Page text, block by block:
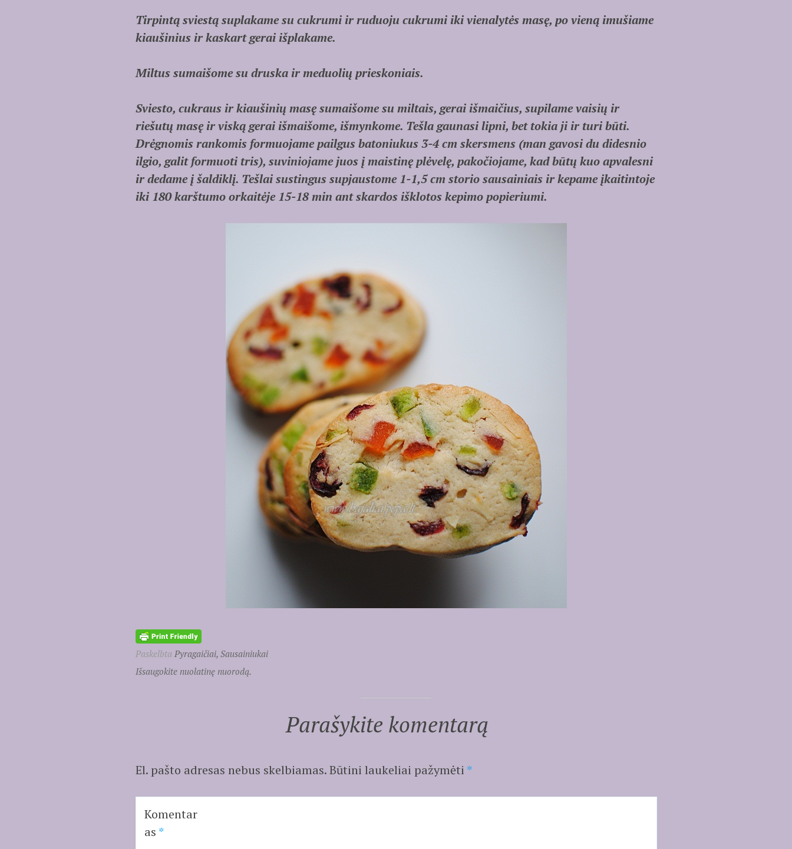
Tirpintą sviestą suplakame su cukrumi ir ruduoju cukrumi iki vienalytės masę, po vieną imušiame
kiaušinius ir kaskart gerai išplakame.
Miltus sumaišome su druska ir meduolių prieskoniais.
Sviesto, cukraus ir kiaušinių masę sumaišome su miltais, gerai išmaičius, supilame vaisių ir
riešutų masę ir viską gerai išmaišome, išmynkome. Tešla gaunasi lipni, bet tokia ji ir turi būti.
Drėgnomis rankomis formuojame pailgus batoniukus 3-4 cm skersmens (man gavosi du didesnio
ilgio, galit formuoti tris), suviniojame juos į maistinę plėvelę, pakočiojame, kad būtų kuo apvalesni
ir dedame į šaldiklį. Tešlai sustingus supjaustome 1-1,5 cm storio sausainiais ir kepame įkaitintoje
iki 180 karštumo orkaitėje 15-18 min ant skardos išklotos kepimo popieriumi.
Paskelbta Pyragaičiai, Sausainiukai
Išsaugokite nuolatinę nuorodą.
Parašykite komentarą
El. pašto adresas nebus skelbiamas. Būtini laukeliai pažymėti *
Komentar
as *